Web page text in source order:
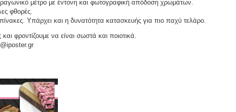
μέτρο με έντονη και φωτογραφική απόδοση χρωμάτων.
φθορές.
Υπάρχει και η δυνατότητα κατασκευής για πιο παχύ τελάρο.
φροντίζουμε να είναι σωστά και ποιοτικά.